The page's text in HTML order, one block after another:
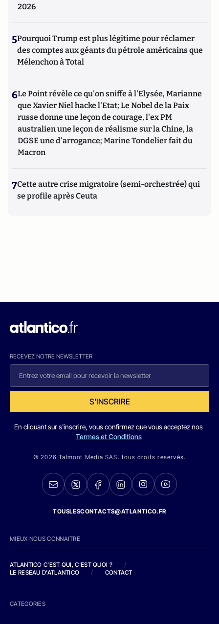
2026
5Pourquoi Trump est plus légitime pour réclamer
des comptes aux géants du pétrole américains que
Mélenchon à Total
6Le Point révèle ce qu'on sniffe à l'Elysée, Marianne
que Xavier Niel hacke l'Etat; Le Nobel de la Paix
russe donne une leçon de courage, l'ex PM
australien une leçon de réalisme sur la Chine, la
DGSE une d'arrogance; Marine Tondelier fait du
Macron
7Cette autre crise migratoire (semi-orchestrée) qui
se profile après Ceuta
RECEVEZ NOTRE NEWSLETTER
S'INSCRIRE
En cliquant sur s'inscrire, vous confirmez que vous acceptez nos
Termes et Conditions
© 2026 Talmont Media SAS. tous droits réservés.
TOUSLESCONTACTS@ATLANTICO.FR
MIEUX NOUS CONNAITRE
ATLANTICO C'EST QUI, C'EST QUOI ?
/
LE RESEAU D'ATLANTICO
/ CONTACT
CATEGORIES